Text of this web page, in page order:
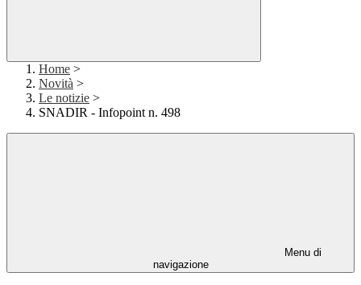
Home >
Novità >
Le notizie >
SNADIR - Infopoint n. 498
Menu di
navigazione